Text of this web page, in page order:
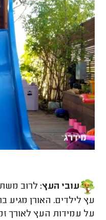
עובי העץ: לרוב
עץ לילדים. האורן מגיע
על עמידות העץ לאורך